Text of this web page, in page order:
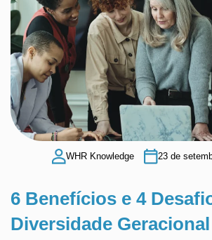
WHR Knowledge 23 de
6 Benefícios e 4
Diversidade Geracional